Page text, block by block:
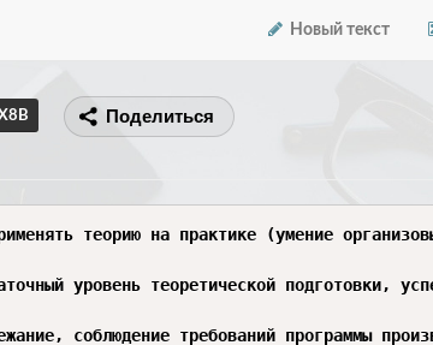
Новый текст
Поделиться
теорию на практике (умение
уровень теоретической подготовки,
соблюдение требований программы